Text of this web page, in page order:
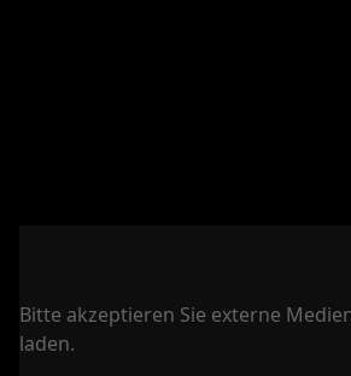
Bitte akzeptieren Sie externe
laden.